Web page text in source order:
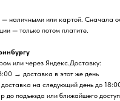
наличными или картой. Сначала
— только потом платите.
или через Яндекс.Доставку:
→ доставка в этот же день
на следующий день до
до подъезда или ближайшего